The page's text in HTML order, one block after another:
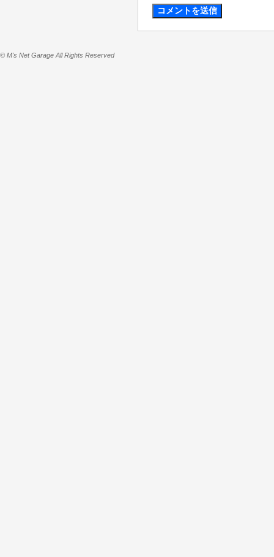
© M's Net Garage All Rights Reserved